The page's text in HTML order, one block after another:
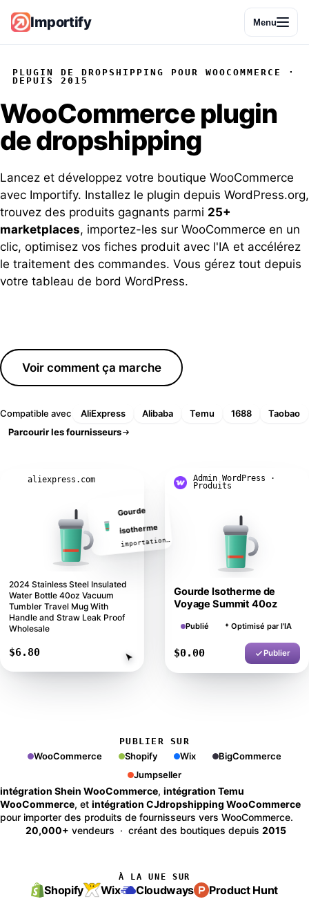
Importify Menu
PLUGIN DE DROPSHIPPING POUR WOOCOMMERCE ·
DEPUIS 2015
WooCommerceplugin
de dropshipping
Lancez et développez votre boutique WooCommerce
avec Importify. Installez le plugin depuis WordPress.org,
trouvez des produits gagnants parmi 25+
marketplaces, importez-les sur WooCommerce en un
clic, optimisez vos fiches produit avec l'IA et accélérez
le traitement des commandes. Vous gérez tout depuis
votre tableau de bord WordPress.
Voir comment ça marche
Compatible avec AliExpress Alibaba Temu 1688
Taobao
Parcourir les fournisseurs
aliexpress.com
2024 Stainless Steel Insulated
Water Bottle 40oz Vacuum
Tumbler Travel Mug With
Handle and Straw Leak Proof
Wholesale
$6.80
Gourde
isotherme
Admin WordPress ·
Produits
Gourde Isotherme de
Voyage Summit 40oz
Publié Optimisé par l'IA
$30.85 Publier
PUBLIER SUR
WooCommerce Shopify Wix
BigCommerce
Jumpseller
intégration Shein WooCommerce, intégration Temu
WooCommerce, et intégration CJdropshipping WooCommerce
pour importer des produits de fournisseurs vers WooCommerce.
20,000+ vendeurs · créant des boutiques depuis 2015
À LA UNE SUR
Shopify Wix Cloudways Product Hunt